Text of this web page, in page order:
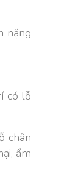
nặng
có lỗ
chân
ẩm